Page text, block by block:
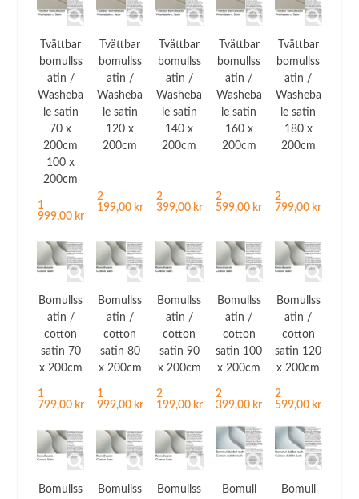
Tvättbar
bomullss
atin /
Washeba
le satin
70 x
200cm
100 x
200cm
1
999,00 kr
Tvättbar
bomullss
atin /
Washeba
le satin
120 x
200cm
2
199,00 kr
Tvättbar
bomullss
atin /
Washeba
le satin
140 x
200cm
2
399,00 kr
Tvättbar
bomullss
atin /
Washeba
le satin
160 x
200cm
2
599,00 kr
Tvättbar
bomullss
atin /
Washeba
le satin
180 x
200cm
2
799,00 kr
Bomullss
atin /
cotton
satin 70
x 200cm
1
799,00 kr
Bomullss
atin /
cotton
satin 80
x 200cm
1
999,00 kr
Bomullss
atin /
cotton
satin 90
x 200cm
2
199,00 kr
Bomullss
atin /
cotton
satin 100
x 200cm
2
399,00 kr
Bomullss
atin /
cotton
satin 120
x 200cm
2
599,00 kr
Bomullss
Bomullss
Bomullss
Bomull
Bomull